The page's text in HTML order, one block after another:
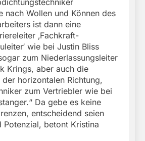
nach Wollen und Können des
ist dann eine
‚Fachkraft-
wie bei Justin Bliss
zum Niederlassungsleiter
Krings, aber auch die
horizontalen Richtung,
zum Vertriebler wie bei
Da gebe es keine
entscheidend seien
Potenzial, betont Kristina